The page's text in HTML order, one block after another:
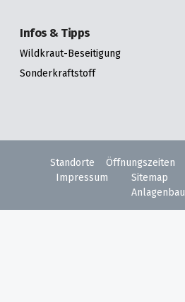
Infos & Tipps
Wildkraut-Beseitigung
Sonderkraftstoff
Standorte Öffnungszeiten
Impressum
Sitemap
Anlagenbau